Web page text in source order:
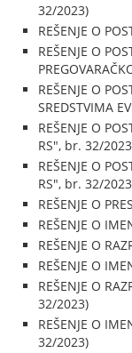
32/2023)
REŠENJE O
REŠENJE O
REŠENJE O
SREDSTVIMA
REŠENJE O
RS", br. 32/
REŠENJE O
RS", br. 32/
REŠENJE O
REŠENJE O
REŠENJE O
REŠENJE O
REŠENJE O
32/2023)
REŠENJE O
32/2023)